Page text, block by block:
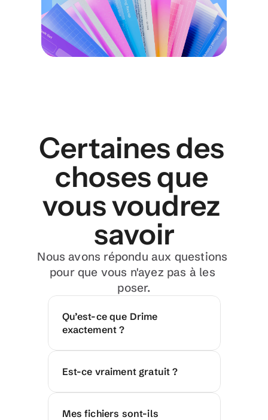
Certaines des
choses que
vous voudrez
savoir
Nous avons répondu aux questions
pour que vous n'ayez pas à les
poser.
Qu’est-ce que Drime
exactement ?
Est-ce vraiment gratuit ?
Mes fichiers sont-ils